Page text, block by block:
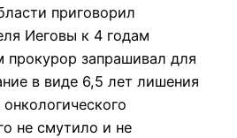
приговорил
Иеговы к 4 годам
прокурор запрашивал для
в виде 6,5 лет лишения
не смутило и не